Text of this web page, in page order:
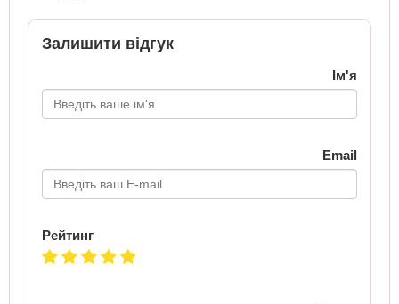
Залишити відгук
Ім'я
Email
Рейтинг